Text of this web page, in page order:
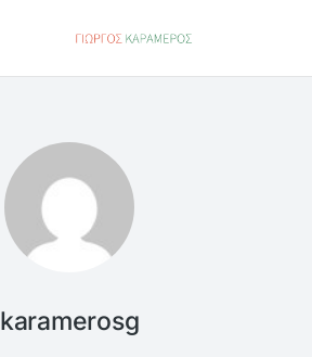
karamerosg